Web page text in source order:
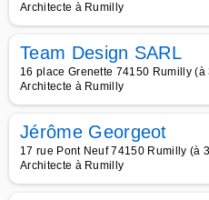
Architecte à Rumilly
Team Design SARL
16 place Grenette 74150 Rumilly
Architecte à Rumilly
Jérôme Georgeot
17 rue Pont Neuf 74150 Rumilly (à
Architecte à Rumilly